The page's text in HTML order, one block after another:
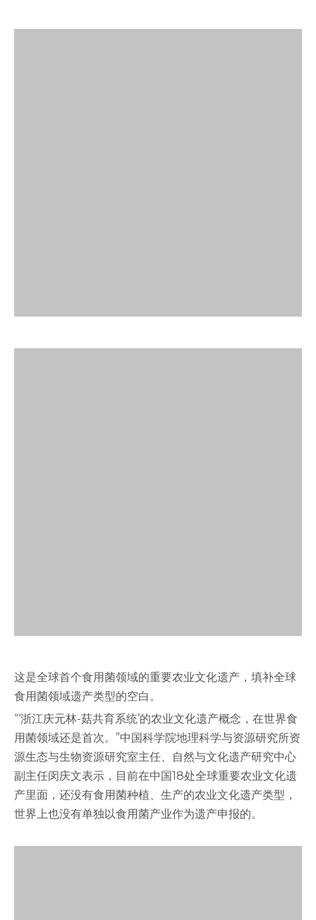
这是全球首个食用菌领域的重要农业文化遗产，填补全球
食用菌领域遗产类型的空白。
“‘浙江庆元林-菇共育系统’的农业文化遗产概念，在世界食
用菌领域还是首次。”中国科学院地理科学与资源研究所资
源生态与生物资源研究室主任、自然与文化遗产研究中心
副主任闵庆文表示，目前在中国18处全球重要农业文化遗
产里面，还没有食用菌种植、生产的农业文化遗产类型，